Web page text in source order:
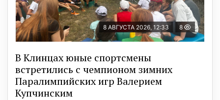
8 АВГУСТА 2026, 12:33 8
В Клинцах юные спортсмены
встретились с чемпионом зимних
Паралимпийских игр Валерием
Купчинским